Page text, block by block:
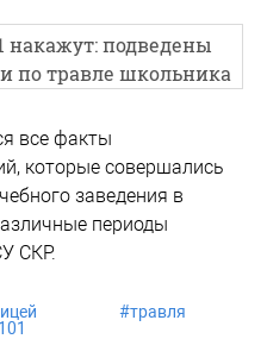
накажут: подведены
по травле школьника
все факты
которые совершались
заведения в
периоды
СКР.
#травля